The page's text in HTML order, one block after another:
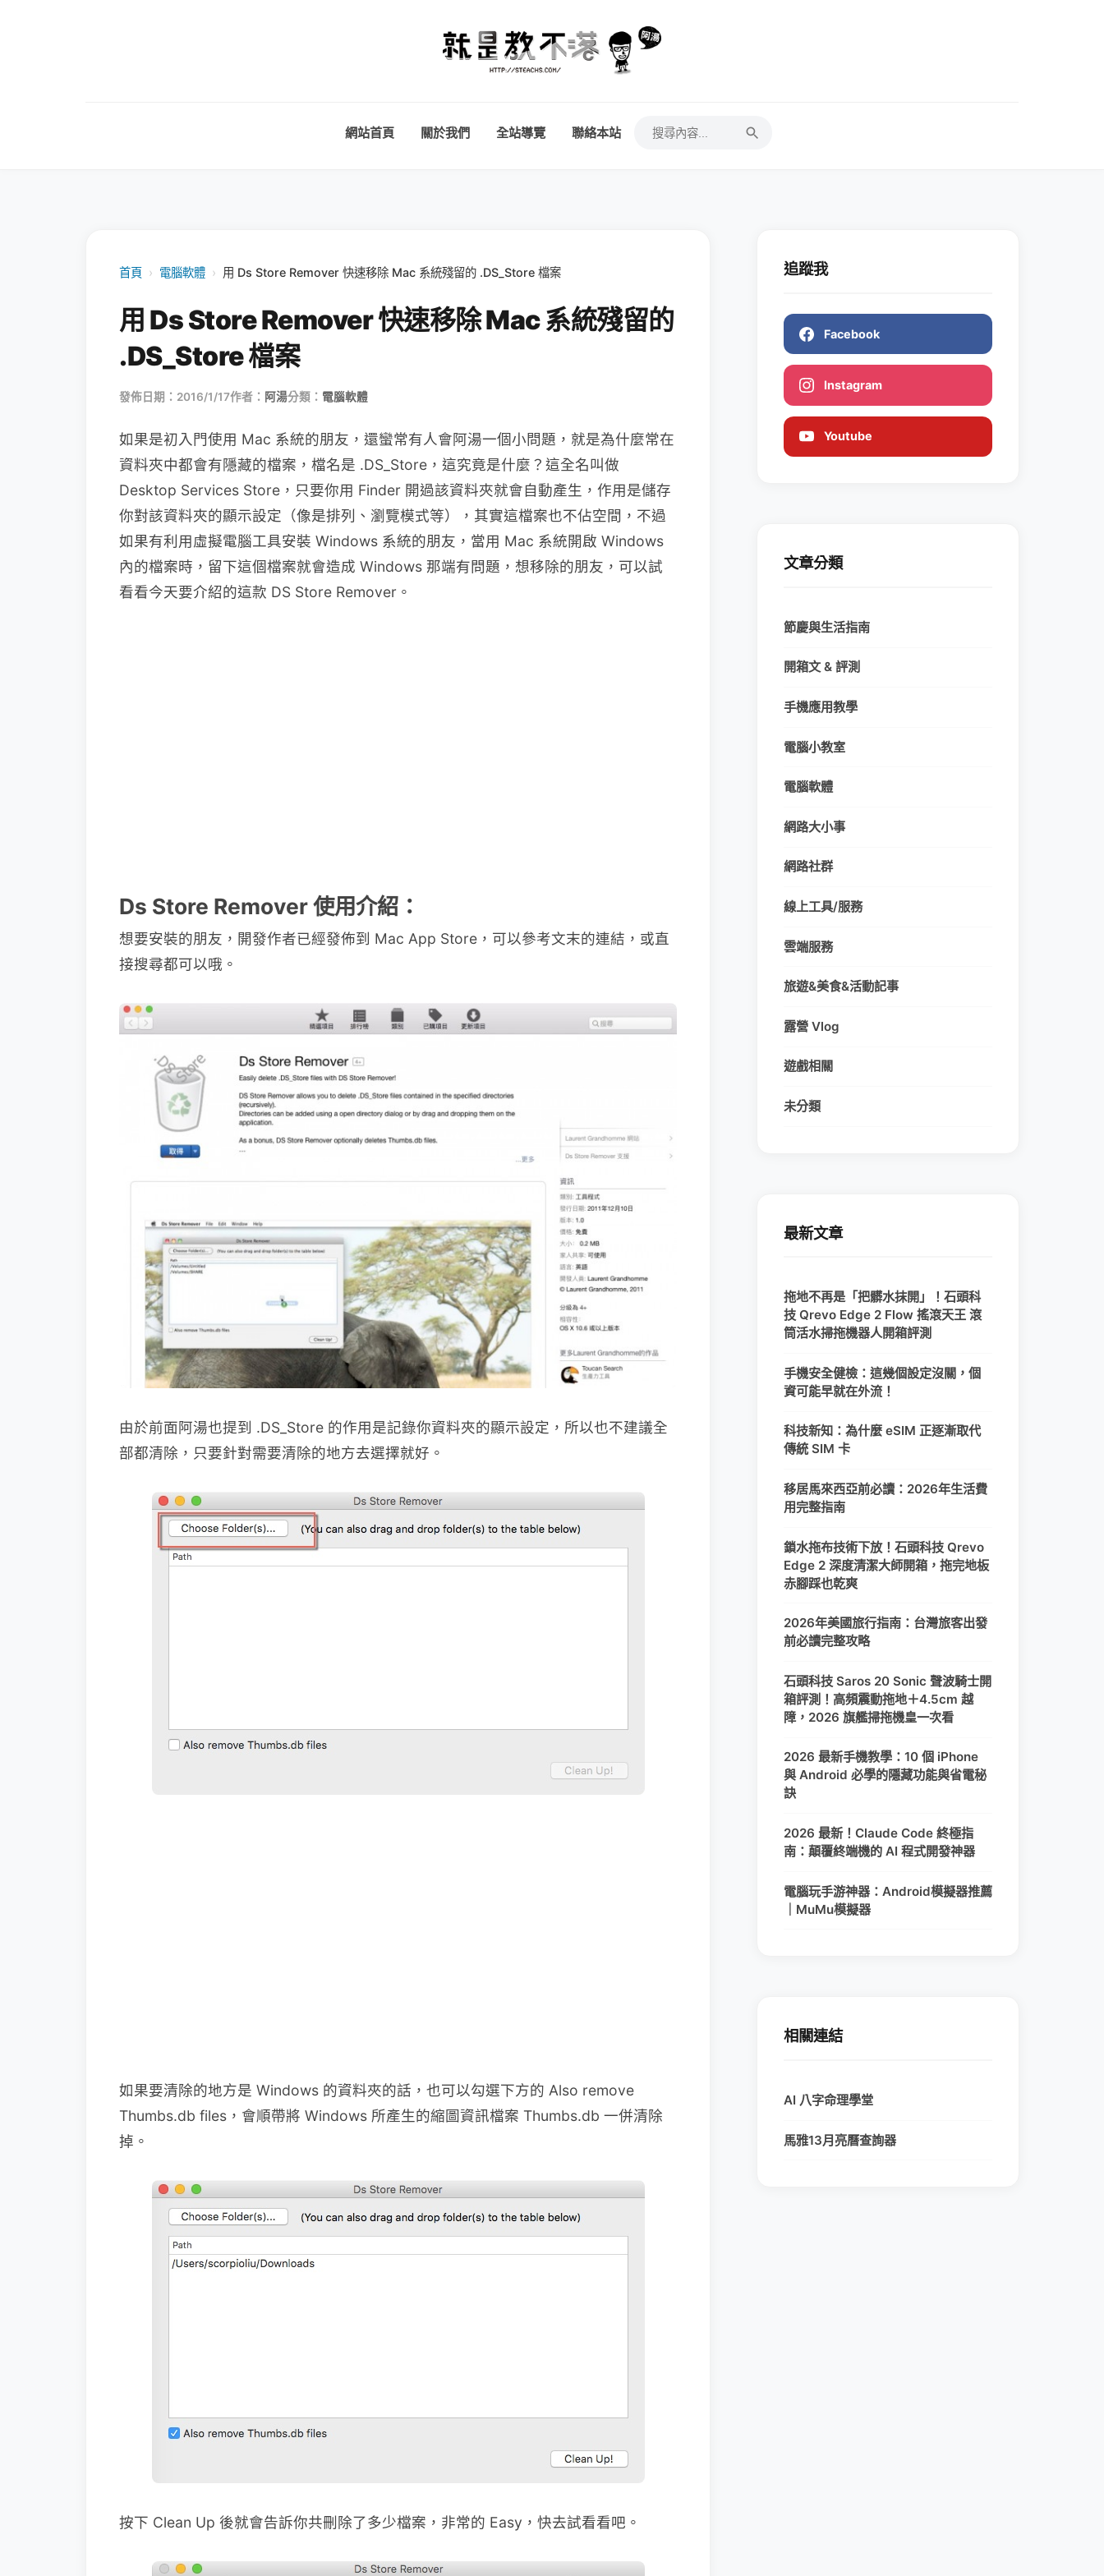
網站首頁 關於我們 全站導覽 聯絡本站
首頁 › 電腦軟體 › 用 Ds Store Remover 快速移除 Mac 系統殘留的 .DS_Store 檔案
用 Ds Store Remover 快速移除 Mac 系統殘留的
.DS_Store 檔案
發佈日期：2016/1/17作者： 阿湯分類： 電腦軟體
如果是初入門使用 Mac 系統的朋友，還蠻常有人會阿湯一個小問題，就是為什麼常在
資料夾中都會有隱藏的檔案，檔名是 .DS_Store，這究竟是什麼？這全名叫做
Desktop Services Store，只要你用 Finder 開過該資料夾就會自動產生，作用是儲存
你對該資料夾的顯示設定（像是排列、瀏覽模式等），其實這檔案也不佔空間，不過
如果有利用虛擬電腦工具安裝 Windows 系統的朋友，當用 Mac 系統開啟 Windows
內的檔案時，留下這個檔案就會造成 Windows 那端有問題，想移除的朋友，可以試
看看今天要介紹的這款 DS Store Remover。
Ds Store Remover 使用介紹：
想要安裝的朋友，開發作者已經發佈到 Mac App Store，可以參考文末的連結，或直
接搜尋都可以哦。
由於前面阿湯也提到 .DS_Store 的作用是記錄你資料夾的顯示設定，所以也不建議全
部都清除，只要針對需要清除的地方去選擇就好。
如果要清除的地方是 Windows 的資料夾的話，也可以勾選下方的 Also remove
Thumbs.db files，會順帶將 Windows 所產生的縮圖資訊檔案 Thumbs.db 一併清除
掉。
按下 Clean Up 後就會告訴你共刪除了多少檔案，非常的 Easy，快去試看看吧。
追蹤我
Facebook
Instagram
Youtube
文章分類
節慶與生活指南
開箱文 & 評測
手機應用教學
電腦小教室
電腦軟體
網路大小事
網路社群
線上工具/服務
雲端服務
旅遊&美食&活動記事
露營 Vlog
遊戲相關
未分類
最新文章
拖地不再是「把髒水抹開」！石頭科
技 Qrevo Edge 2 Flow 搖滾天王 滾
筒活水掃拖機器人開箱評測
手機安全健檢：這幾個設定沒關，個
資可能早就在外流！
科技新知：為什麼 eSIM 正逐漸取代
傳統 SIM 卡
移居馬來西亞前必讀：2026年生活費
用完整指南
鎖水拖布技術下放！石頭科技 Qrevo
Edge 2 深度清潔大師開箱，拖完地板
赤腳踩也乾爽
2026年美國旅行指南：台灣旅客出發
前必讀完整攻略
石頭科技 Saros 20 Sonic 聲波騎士開
箱評測！高頻震動拖地＋4.5cm 越
障，2026 旗艦掃拖機皇一次看
2026 最新手機教學：10 個 iPhone
與 Android 必學的隱藏功能與省電秘
訣
2026 最新！Claude Code 終極指
南：顛覆終端機的 AI 程式開發神器
電腦玩手游神器：Android模擬器推薦
｜MuMu模擬器
相關連結
AI 八字命理學堂
馬雅13月亮曆查詢器